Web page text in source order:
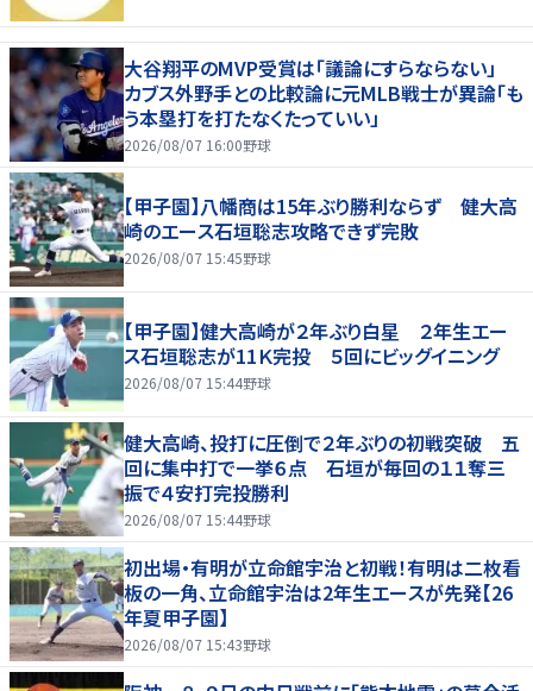
大谷翔平のMVP受賞は「議論にすらならない」
カブス外野手との比較論に元MLB戦士が異論「も
う本塁打を打たなくたっていい」
2026/08/07 16:00野球
【甲子園】八幡商は15年ぶり勝利ならず 健大高
崎のエース石垣聡志攻略できず完敗
2026/08/07 15:45野球
【甲子園】健大高崎が２年ぶり白星 ２年生エー
ス石垣聡志が11Ｋ完投 ５回にビッグイニング
2026/08/07 15:44野球
健大高崎、投打に圧倒で２年ぶりの初戦突破 五
回に集中打で一挙６点 石垣が毎回の１１奪三
振で４安打完投勝利
2026/08/07 15:44野球
初出場・有明が立命館宇治と初戦！有明は二枚看
板の一角、立命館宇治は2年生エースが先発【26
年夏甲子園】
2026/08/07 15:43野球